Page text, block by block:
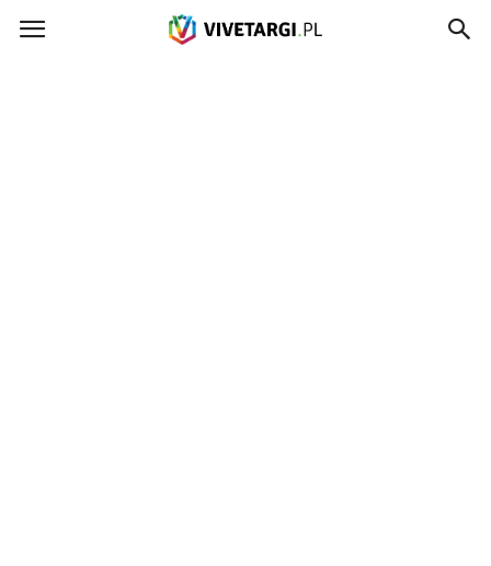
Vivetargi.pl